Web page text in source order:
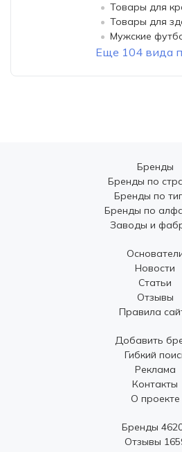
Товары для
Товары для
Мужские
Еще 104 вида
Бренды
Бренды по
Бренды по
Бренды по
Заводы и
Новости
Статьи
Отзывы
Правила
Добавить
Гибкий
Реклама
Контакты
О проекте
Бренды
Отзывы